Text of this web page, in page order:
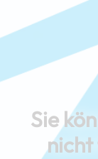
Sie
nicht